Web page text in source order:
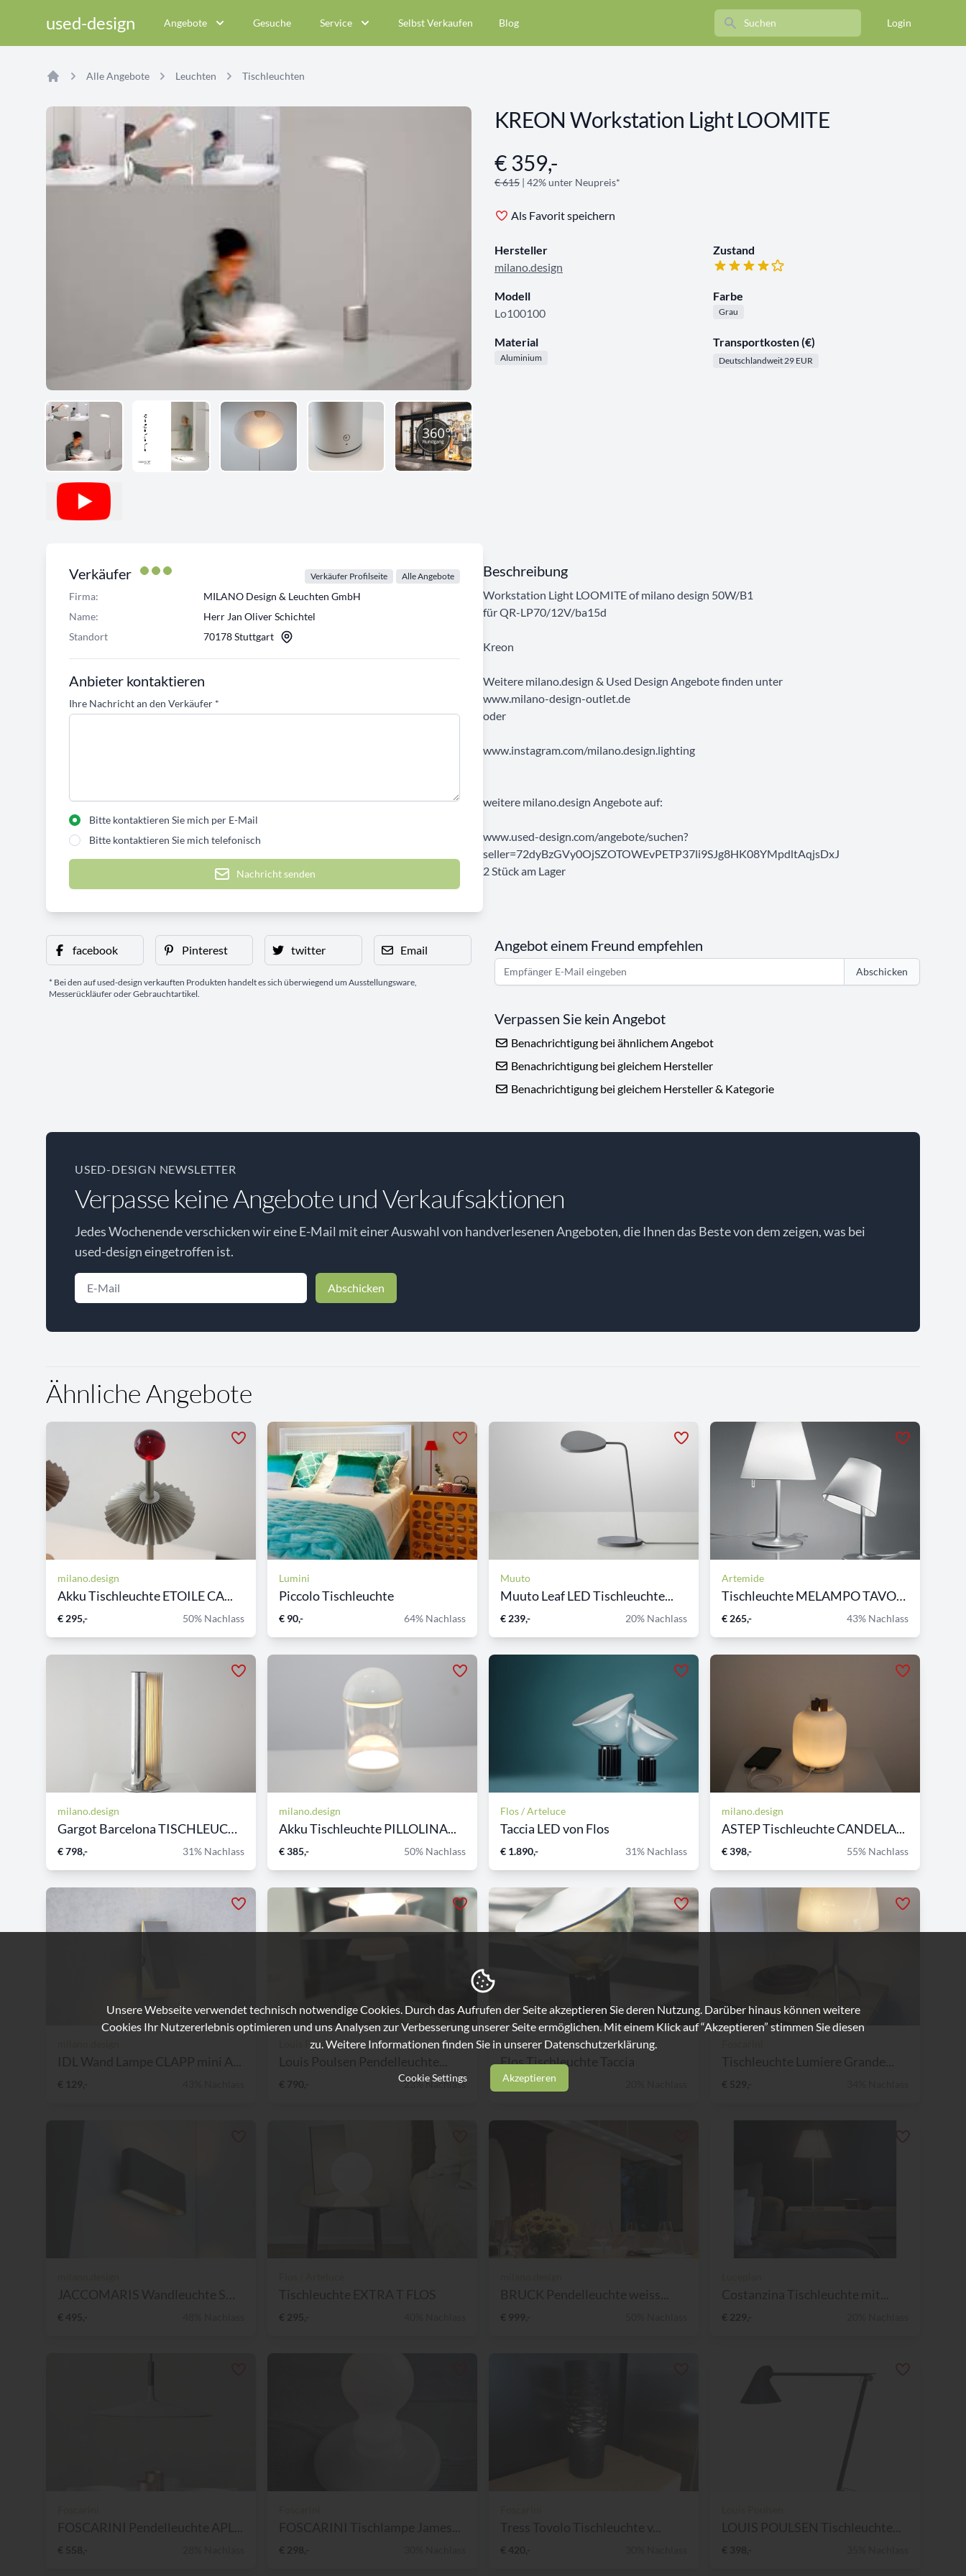
used-design Angebote Gesuche Service Selbst Verkaufen Blog Search Login
Alle Angebote Leuchten Tischleuchten
KREON Workstation Light LOOMITE
Angebotsinformationen
€ 359,-
€ 615 | 42% unter Neupreis*
Als Favorit speichern
Hersteller
milano.design
Zustand
Modell
Lo100100
Farbe
Grau
Material
Aluminium
Transportkosten (€)
Deutschlandweit 29 EUR
Verkäufer Verkäufer Profilseite Alle Angebote
Firma:
MILANO Design & Leuchten GmbH
Name:
Herr Jan Oliver Schichtel
Standort
70178 Stuttgart
Anbieter kontaktieren
Ihre Nachricht an den Verkäufer *
Bitte kontaktieren Sie mich per E-Mail
Bitte kontaktieren Sie mich telefonisch
Nachricht senden
Beschreibung
Workstation Light LOOMITE of milano design 50W/B1
für QR-LP70/12V/ba15d
Kreon
Weitere milano.design & Used Design Angebote finden unter
www.milano-design-outlet.de
oder
www.instagram.com/milano.design.lighting
weitere milano.design Angebote auf:
www.used-design.com/angebote/suchen?
seller=72dyBzGVy0OjSZOTOWEvPETP37li9SJg8HK08YMpdltAqjsDxJ
2 Stück am Lager
facebook Pinterest twitter Email
* Bei den auf used-design verkauften Produkten handelt es sich überwiegend um Ausstellungsware,
Messerückläufer oder Gebrauchtartikel.
Angebot einem Freund empfehlen
Abschicken
Verpassen Sie kein Angebot
Benachrichtigung bei ähnlichem Angebot
Benachrichtigung bei gleichem Hersteller
Benachrichtigung bei gleichem Hersteller & Kategorie
USED-DESIGN NEWSLETTER
Verpasse keine Angebote und Verkaufsaktionen
Jedes Wochenende verschicken wir eine E-Mail mit einer Auswahl von handverlesenen Angeboten, die Ihnen das Beste von dem zeigen, was bei
used-design eingetroffen ist.
Abschicken
Ähnliche Angebote
milano.design
Akku Tischleuchte ETOILE CA...
€ 295,- 50% Nachlass
Lumini
Piccolo Tischleuchte
€ 90,- 64% Nachlass
Muuto
Muuto Leaf LED Tischleuchte...
€ 239,- 20% Nachlass
Artemide
Tischleuchte MELAMPO TAVOLO
€ 265,- 43% Nachlass
milano.design
Gargot Barcelona TISCHLEUCH...
€ 798,- 31% Nachlass
milano.design
Akku Tischleuchte PILLOLINA...
€ 385,- 50% Nachlass
Flos / Arteluce
Taccia LED von Flos
€ 1.890,- 31% Nachlass
milano.design
ASTEP Tischleuchte CANDELA...
€ 398,- 55% Nachlass
IDL Wand Lampe CLAPP mini A...
€ 129,-
Louis Poulsen
Louis Poulsen Pendelleuchte...
€ 790,- 23% Nachlass
Flos / Arteluce
Flos Tischleuchte Taccia
€ 1.290,-
Tischleuchte Lumiere Grande...
€ 529,-
Unsere Webseite verwendet technisch notwendige Cookies. Durch das Aufrufen der Seite akzeptieren Sie deren Nutzung. Darüber hinaus können weitere
Cookies Ihr Nutzererlebnis optimieren und uns Analysen zur Verbesserung unserer Seite ermöglichen. Mit einem Klick auf “Akzeptieren” stimmen Sie diesen
zu. Weitere Informationen finden Sie in unserer Datenschutzerklärung.
Cookie Settings Akzeptieren